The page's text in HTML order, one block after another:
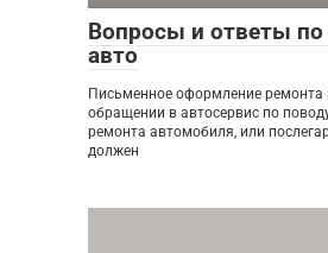
Вопросы и ответы по
авто
Письменное оформление
обращении в автосервис по
ремонта автомобиля, или
должен